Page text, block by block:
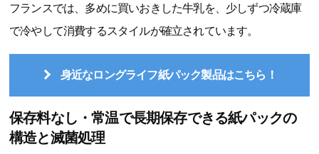
フランスでは、多めに買いおきした牛乳を、少しずつ冷蔵庫
で冷やして消費するスタイルが確立されています。
身近なロングライフ紙パック製品はこちら！
保存料なし・常温で長期保存できる紙パックの
構造と滅菌処理